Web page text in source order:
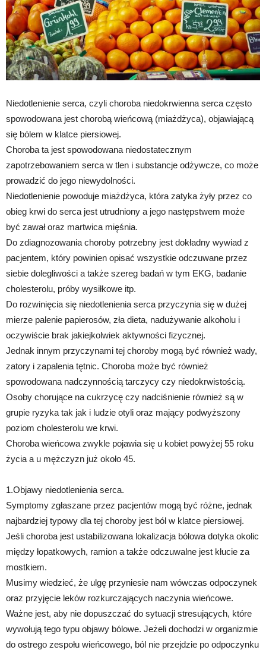
Niedotlenienie serca, czyli choroba niedokrwienna serca często
spowodowana jest chorobą wieńcową (miażdżyca), objawiającą
się bólem w klatce piersiowej.
Choroba ta jest spowodowana niedostatecznym
zapotrzebowaniem serca w tlen i substancje odżywcze, co może
prowadzić do jego niewydolności.
Niedotlenienie powoduje miażdżyca, która zatyka żyły przez co
obieg krwi do serca jest utrudniony a jego następstwem może
być zawał oraz martwica mięśnia.
Do zdiagnozowania choroby potrzebny jest dokładny wywiad z
pacjentem, który powinien opisać wszystkie odczuwane przez
siebie dolegliwości a także szereg badań w tym EKG, badanie
cholesterolu, próby wysiłkowe itp.
Do rozwinięcia się niedotlenienia serca przyczynia się w dużej
mierze palenie papierosów, zła dieta, nadużywanie alkoholu i
oczywiście brak jakiejkolwiek aktywności fizycznej.
Jednak innym przyczynami tej choroby mogą być również wady,
zatory i zapalenia tętnic. Choroba może być również
spowodowana nadczynnością tarczycy czy niedokrwistością.
Osoby chorujące na cukrzycę czy nadciśnienie również są w
grupie ryzyka tak jak i ludzie otyli oraz mający podwyższony
poziom cholesterolu we krwi.
Choroba wieńcowa zwykle pojawia się u kobiet powyżej 55 roku
życia a u mężczyzn już około 45.
1.Objawy niedotlenienia serca.
Symptomy zgłaszane przez pacjentów mogą być różne, jednak
najbardziej typowy dla tej choroby jest ból w klatce piersiowej.
Jeśli choroba jest ustabilizowana lokalizacja bólowa dotyka okolic
między łopatkowych, ramion a także odczuwalne jest kłucie za
mostkiem.
Musimy wiedzieć, że ulgę przyniesie nam wówczas odpoczynek
oraz przyjęcie leków rozkurczających naczynia wieńcowe.
Ważne jest, aby nie dopuszczać do sytuacji stresujących, które
wywołują tego typu objawy bólowe. Jeżeli dochodzi w organizmie
do ostrego zespołu wieńcowego, ból nie przejdzie po odpoczynku